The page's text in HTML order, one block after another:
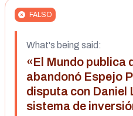
FALSO
What's being said:
«El Mundo publica
abandonó Espejo
disputa con Daniel
sistema de